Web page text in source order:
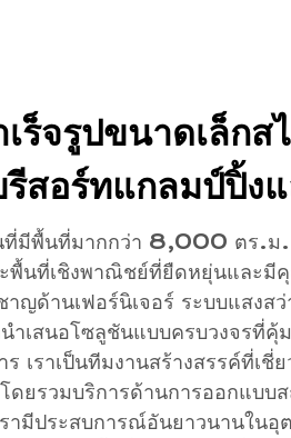
ร็จรูปขนาดเล็กส
รีสอร์ทแกลมป์ปิ้ง
ที่มีพื้นที่มากกว่า 8,000 ตร.ม.
พื้นที่เชิงพาณิชย์ที่ยืดหยุ่นและมี
าญด้านเฟอร์นิเจอร์ ระบบแสงส
นำเสนอโซลูชันแบบครบวงจรที่
ร เราเป็นทีมงานสร้างสรรค์ที่เ
ดยรวมบริการด้านการออกแบบ
ามีประสบการณ์อันยาวนานใน